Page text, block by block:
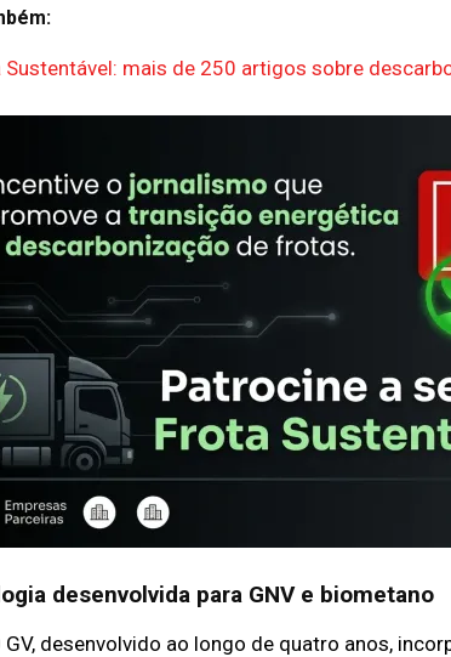
Sustentável: mais de 250 artigos sobre
desenvolvida para GNV e biometano
GV, desenvolvido ao longo de quatro anos,